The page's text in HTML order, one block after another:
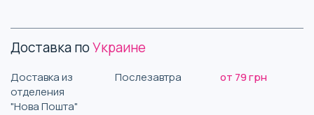
Доставка поУкраине
Доставка из
отделения
"Нова Пошта"
Послезавтра от 79 грн